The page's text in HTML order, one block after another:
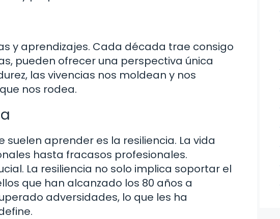
y aprendizajes. Cada década trae consigo
pueden ofrecer una perspectiva única
las vivencias nos moldean y nos
nos rodea.
aprender es la resiliencia. La vida
hasta fracasos profesionales.
La resiliencia no solo implica soportar el
que han alcanzado los 80 años a
adversidades, lo que les ha